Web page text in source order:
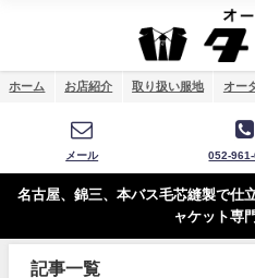
ホーム お店紹介 取り扱い服地 オー
メール 052-961-
名古屋、錦三、本バス毛芯縫製で仕
ャケット専
記事一覧